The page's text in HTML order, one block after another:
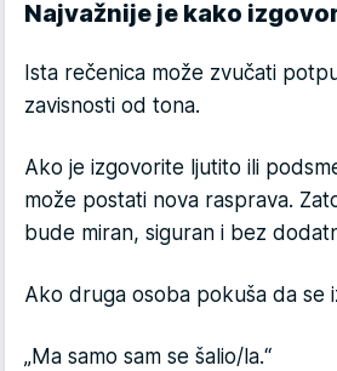
Najvažnije je kako
Ista rečenica može zvučati
zavisnosti od tona.
Ako je izgovorite ljutito ili
može postati nova rasprava.
bude miran, siguran i bez
Ako druga osoba pokuša da se
„Ma samo sam se šalio/la.“